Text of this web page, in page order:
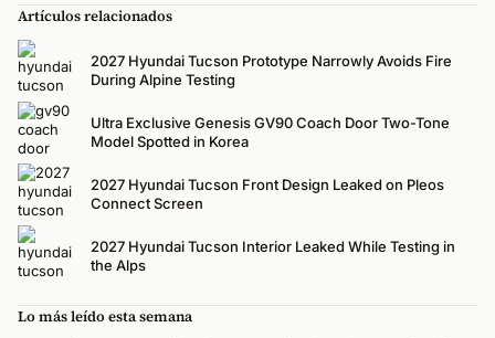
Artículos relacionados
2027 Hyundai Tucson Prototype Narrowly Avoids Fire
During Alpine Testing
Ultra Exclusive Genesis GV90 Coach Door Two-Tone
Model Spotted in Korea
2027 Hyundai Tucson Front Design Leaked on Pleos
Connect Screen
2027 Hyundai Tucson Interior Leaked While Testing in
the Alps
Lo más leído esta semana